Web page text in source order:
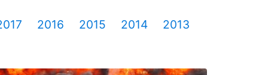
2016 2015 2014 2013